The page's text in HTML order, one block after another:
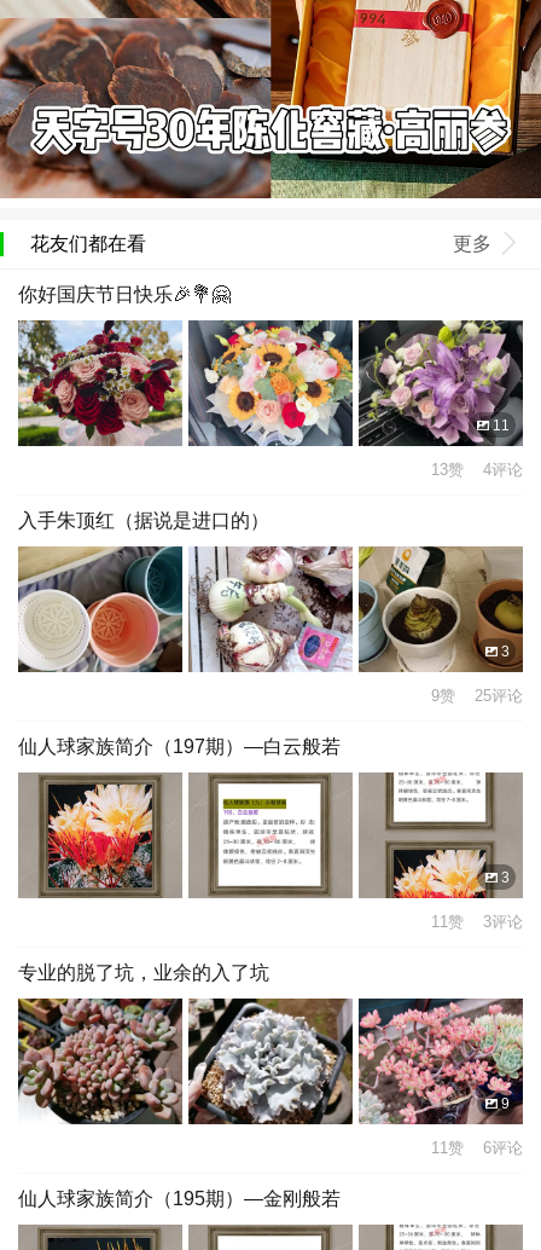
花友们都在看 更多
你好国庆节日快乐🎉💐🤗
11
13赞 4评论
入手朱顶红（据说是进口的）
3
9赞 25评论
仙人球家族简介（197期）—白云般若
3
11赞 3评论
专业的脱了坑，业余的入了坑
9
11赞 6评论
仙人球家族简介（195期）—金刚般若